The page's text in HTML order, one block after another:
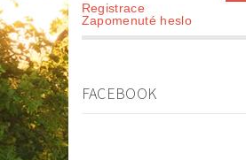
Registrace
Zapomenuté heslo
FACEBOOK